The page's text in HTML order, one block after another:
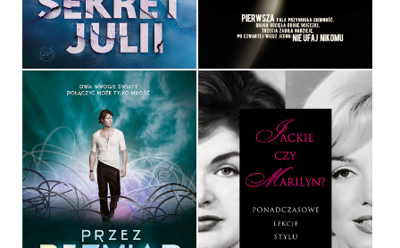
34,90 ZŁ 34,90 ZŁ
PRZEZ BEZMIAR NOCY
VERONICA ROSSI
OPRAWA MIĘKKA
JACKIE CZY MARILYN?
PAMELA KEOGH
OPRAWA TWARDA